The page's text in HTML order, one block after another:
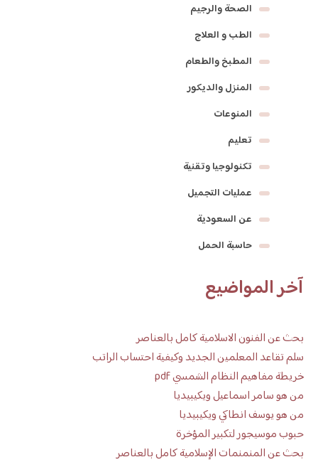
الصحة والرجيم
الطب و العلاج
المطبخ والطعام
المنزل والديكور
المنوعات
تعليم
تكنولوجيا وتقنية
عمليات التجميل
عن السعودية
حاسبة الحمل
آخر المواضيع
بحث عن الفنون الاسلامية كامل بالعناصر
سلم تقاعد المعلمين الجديد وكيفية احتساب الراتب
خريطة مفاهيم النظام الشمسي pdf
من هو سامر اسماعيل ويكيبيديا
من هو يوسف انطاكي ويكيبيديا
حبوب موسيجور لتكبير المؤخرة
بحث عن المنمنمات الإسلامية كامل بالعناصر